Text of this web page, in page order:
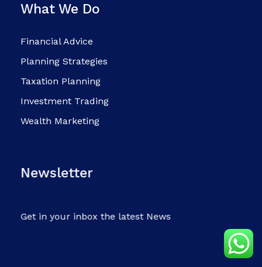
What We Do
Financial Advice
Planning Strategies
Taxation Planning
Investment Trading
Wealth Marketing
Newsletter
Get in your inbox the latest News